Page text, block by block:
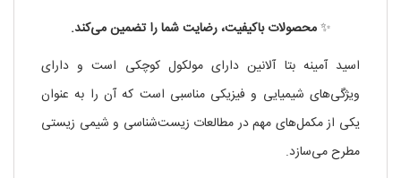
✨محصولات باکیفیت، رضایت شما را تضمین می‌کند.
اسید آمینه بتا آلانین دارای مولکول کوچکی است و دارای
ویژگی‌های شیمیایی و فیزیکی مناسبی است که آن را به عنوان
یکی از مکمل‌های مهم در مطالعات زیست‌شناسی و شیمی زیستی
مطرح می‌سازد.